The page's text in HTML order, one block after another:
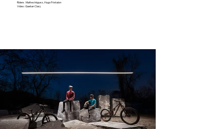
Riders : Matteo Iniguez, Hugo Frixtalon
Video : Gaetan Clary